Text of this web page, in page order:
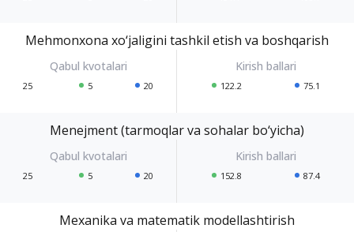
Mehmonxona xo‘jaligini tashkil etish va boshqarish
25 5 20 122.2 75.1
Menejment (tarmoqlar va sohalar bo‘yicha)
25 5 20 152.8 87.4
Mexanika va matematik modellashtirish